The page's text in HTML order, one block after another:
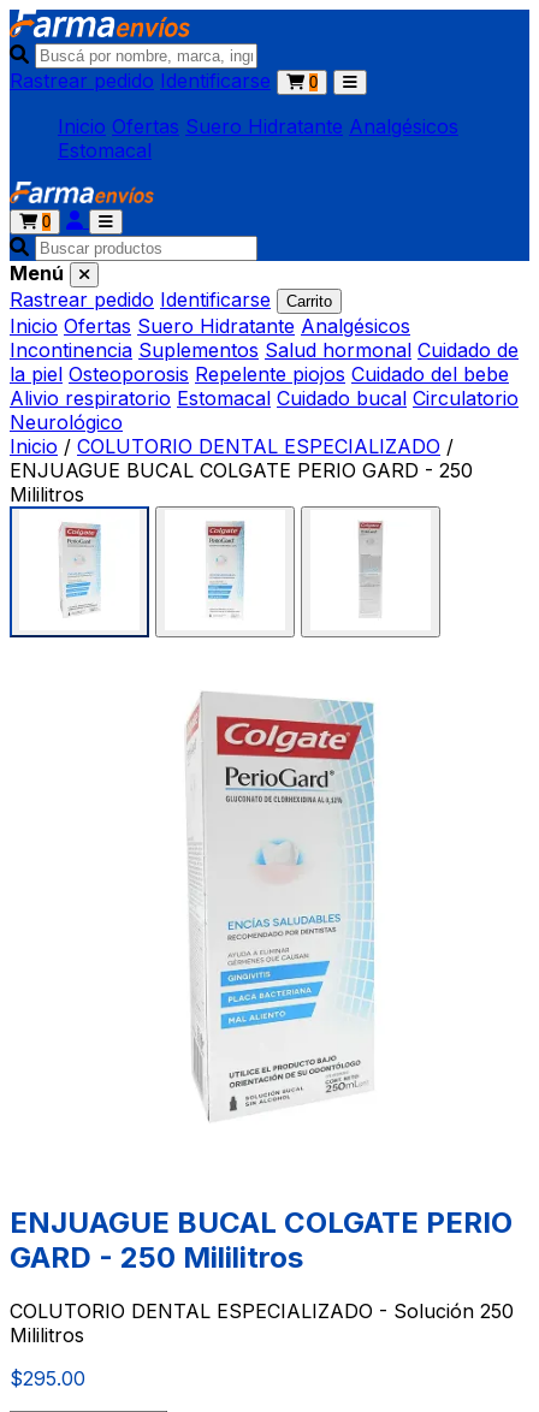
Rastrear pedido Identificarse 0
Inicio Ofertas Suero Hidratante Analgésicos
Estomacal
0
Menú
Rastrear pedido Identificarse Carrito
Inicio Ofertas Suero Hidratante Analgésicos
Incontinencia Suplementos Salud hormonal Cuidado de
la piel Osteoporosis Repelente piojos Cuidado del bebe
Alivio respiratorio Estomacal Cuidado bucal Circulatorio
Neurológico
Inicio / COLUTORIO DENTAL ESPECIALIZADO /
ENJUAGUE BUCAL COLGATE PERIO GARD - 250
Mililitros
ENJUAGUE BUCAL COLGATE PERIO
GARD - 250 Mililitros
COLUTORIO DENTAL ESPECIALIZADO - Solución 250
Mililitros
$295.00